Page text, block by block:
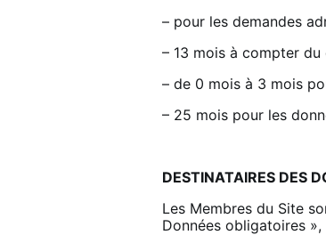
– pour les demandes
– 13 mois à compter du
– de 0 mois à 3 mois
– 25 mois pour les
DESTINATAIRES DES
Les Membres du Site
Données obligatoires